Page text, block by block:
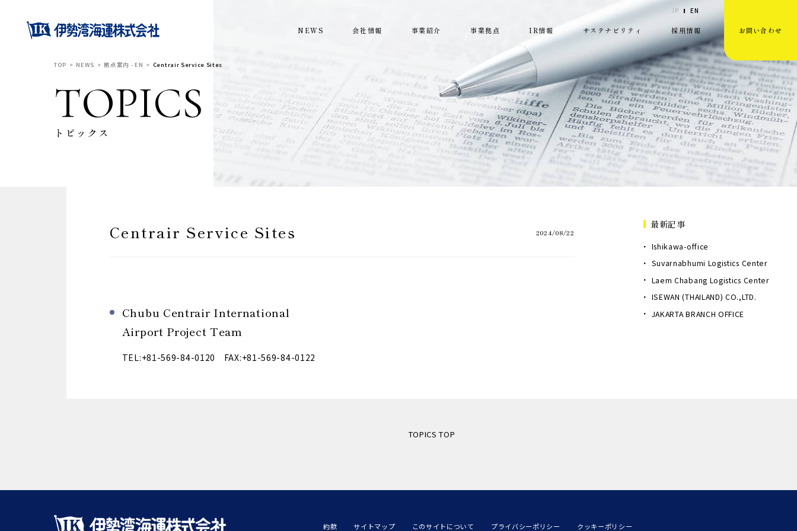
NEWS 会社情報 事業紹介 事業拠点 IR情報 サステナビリティ 採用情報 お問い合わせ
JP EN
TOP NEWS 拠点案内 - EN Centrair Service Sites
TOPICS
トピックス
2024/08/22
Centrair Service Sites
Chubu Centrair International
Airport Project Team
TEL:+81-569-84-0120 FAX:+81-569-84-0122
最新記事
Ishikawa-office
Suvarnabhumi Logistics Center
Laem Chabang Logistics Center
ISEWAN (THAILAND) CO.,LTD.
JAKARTA BRANCH OFFICE
TOPICS TOP
約款 サイトマップ このサイトについて プライバシーポリシー クッキーポリシー